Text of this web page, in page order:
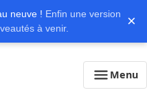
neuve ! Enfin une version
à venir.
×
Menu